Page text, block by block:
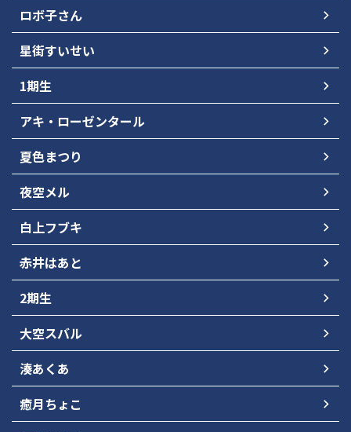
ロボ子さん
星街すいせい
1期生
アキ・ローゼンタール
夏色まつり
夜空メル
白上フブキ
赤井はあと
2期生
大空スバル
湊あくあ
癒月ちょこ